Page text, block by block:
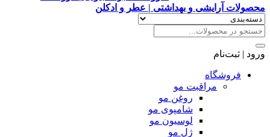
آرایشی و بهداشتی | عطر و ادکلن
مراقبت مو
روغن مو
شامپوی مو
لوسیون مو